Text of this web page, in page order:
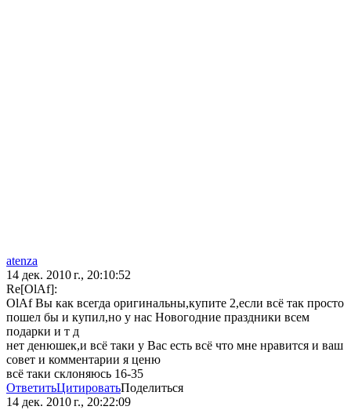
atenza
14 дек. 2010 г., 20:10:52
Re[OlAf]:
OlAf Вы как всегда оригинальны,купите 2,если всё так просто
пошел бы и купил,но у нас Новогодние праздники всем
подарки и т д
нет денюшек,и всё таки у Вас есть всё что мне нравится и ваш
совет и комментарии я ценю
всё таки склоняюсь 16-35
ОтветитьЦитироватьПоделиться
14 дек. 2010 г., 20:22:09